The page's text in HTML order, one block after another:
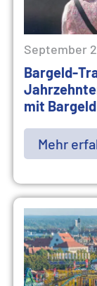
September
Bargeld-
mit Bargeld
Mehr